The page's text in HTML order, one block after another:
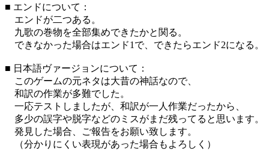
■ エンドについて：
エンドが二つある。
九歌の巻物を全部集めできたかと関る。
できなかった場合はエンド1で、できたらエンド2になる。
■ 日本語ヴァージョンについて：
このゲームの元ネタは大昔の神話なので、
和訳の作業が多難でした。
一応テストしましたが、和訳が一人作業だったから、
多少の誤字や脱字などのミスがまだ残ってると思います。
発見した場合、ご報告をお願い致します。
（分かりにくい表現があった場合もよろしく）